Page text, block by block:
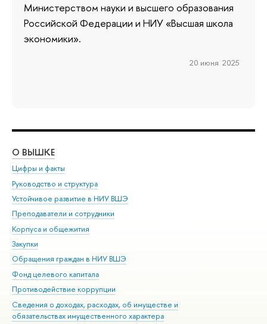
Министерством науки и высшего образования
Российской Федерации и НИУ «Высшая школа
экономики».
20 июня 2025
О ВЫШКЕ
Цифры и факты
Руководство и структура
Устойчивое развитие в НИУ ВШЭ
Преподаватели и сотрудники
Корпуса и общежития
Закупки
Обращения граждан в НИУ ВШЭ
Фонд целевого капитала
Противодействие коррупции
Сведения о доходах, расходах, об имуществе и
обязательствах имущественного характера